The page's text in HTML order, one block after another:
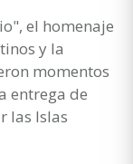
el homenaje
y la
momentos
entrega de
las Islas